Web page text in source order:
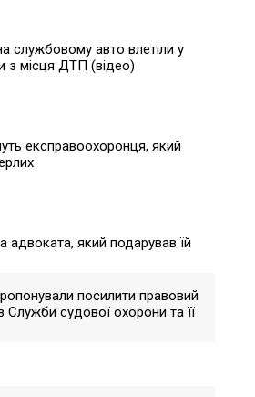
службовому авто влетіли у
з місця ДТП (відео)
експравоохоронця, який
адвоката, який подарував їй
посилити правовий
Служби судової охорони та її